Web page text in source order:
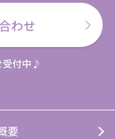
わせ
受付中♪
要